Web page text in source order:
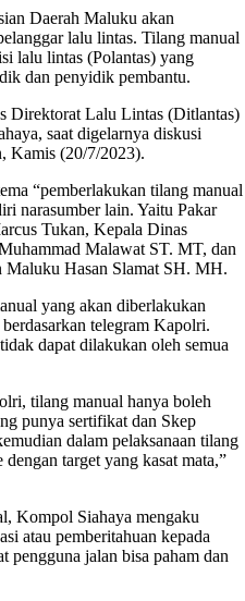
Daerah Maluku akan
lalu lintas. Tilang manual
lalu lintas (Polantas) yang
dan penyidik pembantu.
Direktorat Lalu Lintas (Ditlantas)
saat digelarnya diskusi
Kamis (20/7/2023).
“pemberlakukan tilang manual
narasumber lain. Yaitu Pakar
Tukan, Kepala Dinas
Malawat ST. MT, dan
Hasan Slamat SH. MH.
yang akan diberlakukan
telegram Kapolri.
dapat dilakukan oleh semua
tilang manual hanya boleh
punya sertifikat dan Skep
dalam pelaksanaan tilang
target yang kasat mata,”
Kompol Siahaya mengaku
atau pemberitahuan kepada
pengguna jalan bisa paham dan